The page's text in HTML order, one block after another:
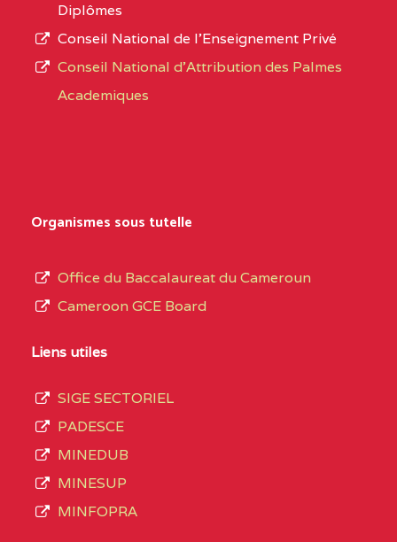
EXTREME-
NORD
0EI1TEFD100495110
NORD
KOUSSERI
NORD
EXTREME-
NORD
L’offre
d’éducation
de
du
de
septembre
2020
compte
3408
Diplômes
Conseil National de l’Enseignement Privé
Conseil National d'Attribution des Palmes
Academiques
Organismes sous tutelle
Office du Baccalaureat du Cameroun
Cameroon GCE Board
Liens utiles
SIGE SECTORIEL
PADESCE
MINEDUB
MINESUP
MINFOPRA